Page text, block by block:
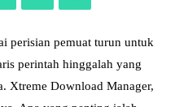
perisian pemuat turun untuk
perintah hinggalah yang
Xtreme Download Manager,